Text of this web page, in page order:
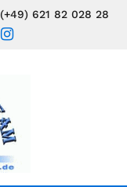
(+49) 621 82 028 28